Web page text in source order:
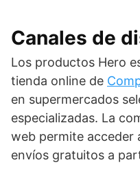
Canales de
Los productos Hero
tienda online de
en supermercados
especializadas. La
web permite acceder
envíos gratuitos a